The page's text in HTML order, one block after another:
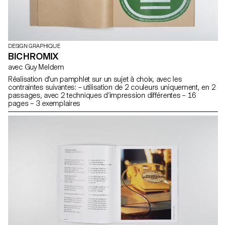
DESIGN GRAPHIQUE
BICHROMIX
avec Guy Meldem
Réalisation d'un pamphlet sur un sujet à choix, avec les
contraintes suivantes: – utilisation de 2 couleurs uniquement, en 2
passages, avec 2 techniques d’impression différentes – 16
pages – 3 exemplaires